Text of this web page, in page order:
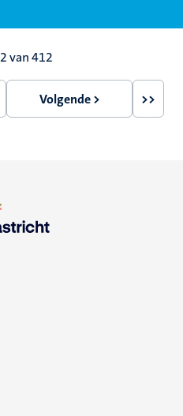
van 412
Volgende
Volgende > >>